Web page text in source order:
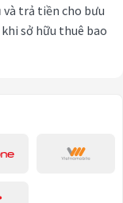
trả tiền cho bưu
sở hữu thuê bao